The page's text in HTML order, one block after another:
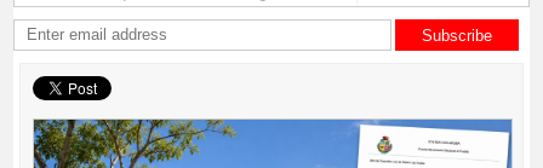
Subscribe